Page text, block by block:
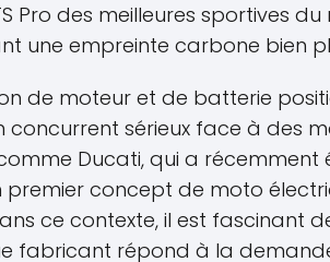
Pro des meilleures sportives du
une empreinte carbone bien
de moteur et de batterie
concurrent sérieux face à des
Ducati, qui a récemment
premier concept de moto
ce contexte, il est fascinant
fabricant répond à la